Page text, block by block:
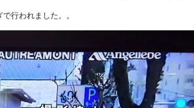
行われました。。